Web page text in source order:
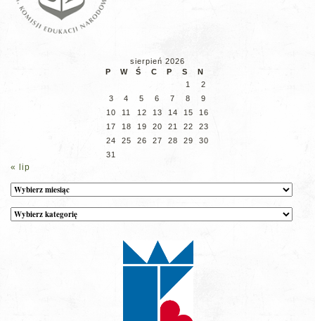
sierpień 2026
P
W Ś C P S
N
1
2
3
4 5 6 7 8
9
10
11 12 13 14 15
16
17
18 19 20 21 22
23
24
25 26 27 28 29
30
31
« lip
Archiwum
Kategorie
wpisów